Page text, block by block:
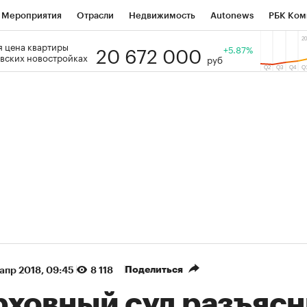
Мероприятия Отрасли Недвижимость Autonews РБК
РБК Образование Тренды
цена квартиры
новостройках
20 672 000 руб
+5.87%
2018, 09:45 8 118 Поделиться